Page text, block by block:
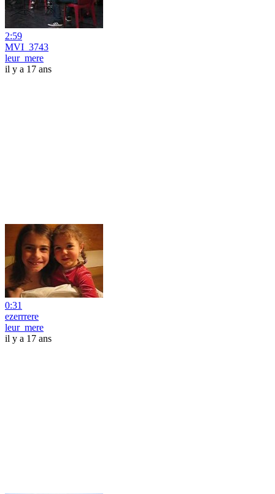
2:59
MVI_3743
leur_mere
il y a 17 ans
0:31
ezerrrere
leur_mere
il y a 17 ans